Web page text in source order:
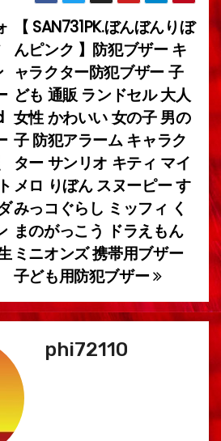
【 SAN731PK.ぼんぼんりぼ
んピンク 】防犯ブザー キ
ャラクター防犯ブザー 子
ども 通販 ランドセル 大人
女性 かわいい 女の子 男の
子 防犯アラーム キャラク
ター サンリオ キティ マイ
メロ りぼん スヌーピー す
みっコぐらし ミッフィ く
まのがっこう ドラえもん
ミニオンズ 携帯用ブザー
子ども用防犯ブザー
phi72110